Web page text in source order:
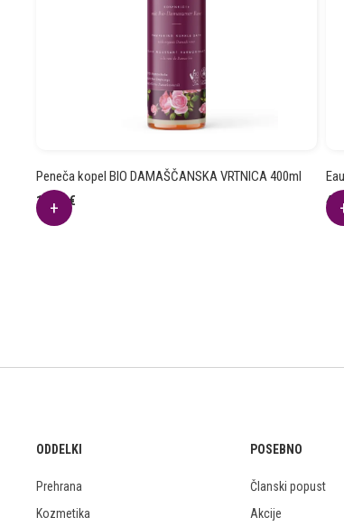
Peneča kopel BIO DAMAŠČANSKA VRTNICA 400ml
17.51€
ODDELKI
Prehrana
Kozmetika
POSEBNO
Članski popust
Akcije